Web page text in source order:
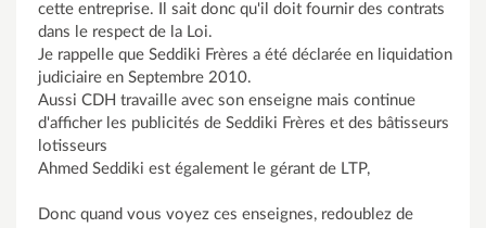
cette entreprise. Il sait donc qu'il doit fournir des contrats
dans le respect de la Loi.
Je rappelle que Seddiki Frères a été déclarée en liquidation
judiciaire en Septembre 2010.
Aussi CDH travaille avec son enseigne mais continue
d'afficher les publicités de Seddiki Frères et des bâtisseurs
lotisseurs
Ahmed Seddiki est également le gérant de LTP,
Donc quand vous voyez ces enseignes, redoublez de